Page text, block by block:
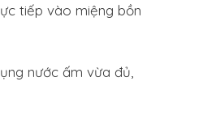
tiếp vào miệng bồn
nước ấm vừa đủ,